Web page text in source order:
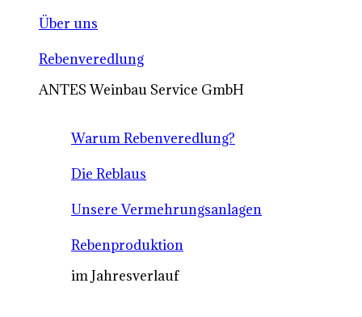
Über uns
Rebenveredlung
ANTES Weinbau Service GmbH
Warum Rebenveredlung?
Die Reblaus
Unsere Vermehrungsanlagen
Rebenproduktion
im Jahresverlauf